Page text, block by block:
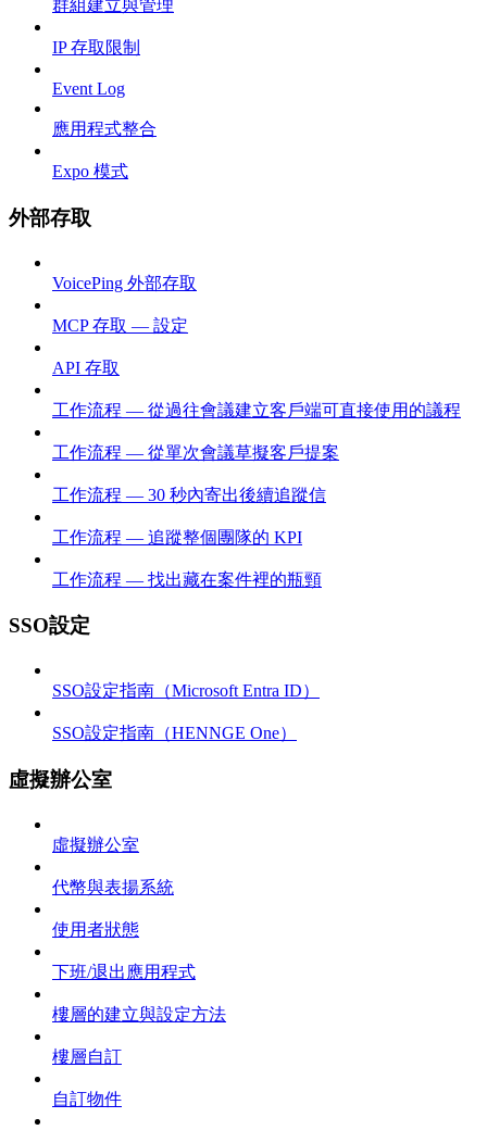
群組建立與管理
IP 存取限制
Event Log
應用程式整合
Expo 模式
外部存取
VoicePing 外部存取
MCP 存取 — 設定
API 存取
工作流程 — 從過往會議建立客戶端可直接使用的議程
工作流程 — 從單次會議草擬客戶提案
工作流程 — 30 秒內寄出後續追蹤信
工作流程 — 追蹤整個團隊的 KPI
工作流程 — 找出藏在案件裡的瓶頸
SSO設定
SSO設定指南（Microsoft Entra ID）
SSO設定指南（HENNGE One）
虛擬辦公室
虛擬辦公室
代幣與表揚系統
使用者狀態
下班/退出應用程式
樓層的建立與設定方法
樓層自訂
自訂物件